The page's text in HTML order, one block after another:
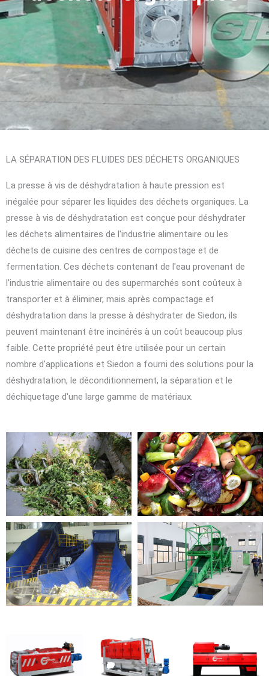
LA SÉPARATION DES FLUIDES DES DÉCHETS ORGANIQUES
La presse à vis de déshydratation à haute pression est
inégalée pour séparer les liquides des déchets organiques. La
presse à vis de déshydratation est conçue pour déshydrater
les déchets alimentaires de l'industrie alimentaire ou les
déchets de cuisine des centres de compostage et de
fermentation. Ces déchets contenant de l'eau provenant de
l'industrie alimentaire ou des supermarchés sont coûteux à
transporter et à éliminer, mais après compactage et
déshydratation dans la presse à déshydrater de Siedon, ils
peuvent maintenant être incinérés à un coût beaucoup plus
faible. Cette propriété peut être utilisée pour un certain
nombre d'applications et Siedon a fourni des solutions pour la
déshydratation, le déconditionnement, la séparation et le
déchiquetage d'une large gamme de matériaux.